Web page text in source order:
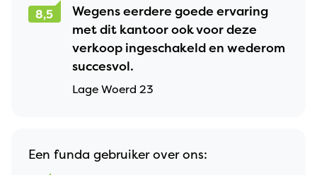
8,5
Wegens eerdere goede ervaring
met dit kantoor ook voor deze
verkoop ingeschakeld en wederom
succesvol.
Lage Woerd 23
Een funda gebruiker over ons: